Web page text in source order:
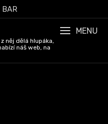
BAR
něj dělá hlupáka,
náš web, na
MENU